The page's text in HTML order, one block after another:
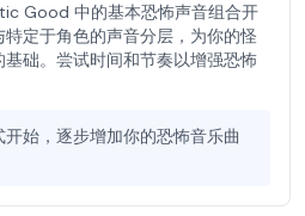
Good 中的基本恐怖声音组合开
定于角色的声音分层，为你的怪
础。尝试时间和节奏以增强恐怖
开始，逐步增加你的恐怖音乐曲